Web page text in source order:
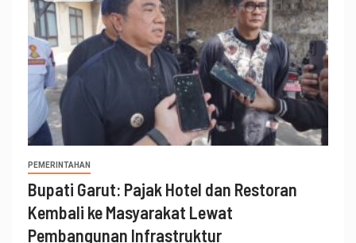
PEMERINTAHAN
Bupati Garut: Pajak Hotel dan Restoran
Kembali ke Masyarakat Lewat
Pembangunan Infrastruktur